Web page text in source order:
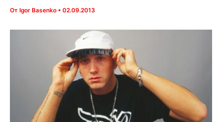
От Igor Basenko • 02.09.2013